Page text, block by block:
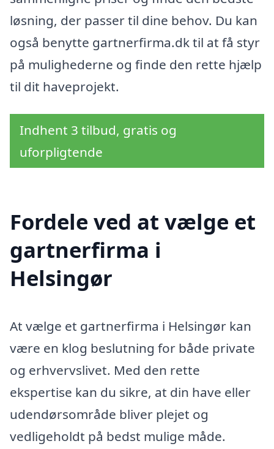
løsning, der passer til dine behov. Du kan
også benytte gartnerfirma.dk til at få styr
på mulighederne og finde den rette hjælp
til dit haveprojekt.
Indhent 3 tilbud, gratis og
uforpligtende
Fordele ved at vælge et
gartnerfirma i
Helsingør
At vælge et gartnerfirma i Helsingør kan
være en klog beslutning for både private
og erhvervslivet. Med den rette
ekspertise kan du sikre, at din have eller
udendørsområde bliver plejet og
vedligeholdt på bedst mulige måde.